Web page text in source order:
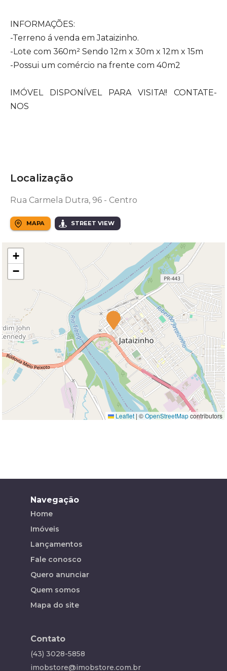
INFORMAÇÕES:
-Terreno á venda em Jataizinho.
-Lote com 360m² Sendo 12m x 30m x 12m x 15m
-Possui um comércio na frente com 40m2
IMÓVEL DISPONÍVEL PARA VISITA!! CONTATE-
NOS
Localização
Rua Carmela Dutra, 96 - Centro
MAPA STREET VIEW
+
−
Leaflet | ©OpenStreetMapcontributors
Navegação
Home
Imóveis
Lançamentos
Fale conosco
Quero anunciar
Quem somos
Mapa do site
Contato
(43) 3028-5858
imobstore@imobstore.com.br